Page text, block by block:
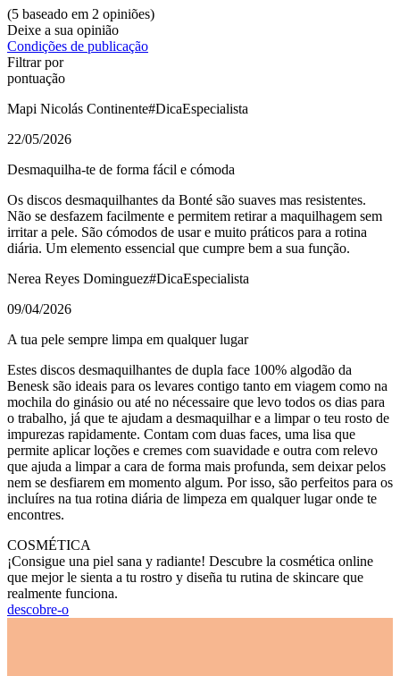
(5 baseado em 2 opiniões)
Deixe a sua opinião
Condições de publicação
Filtrar por
pontuação
Mapi Nicolás Continente#DicaEspecialista
22/05/2026
Desmaquilha-te de forma fácil e cómoda
Os discos desmaquilhantes da Bonté são suaves mas resistentes.
Não se desfazem facilmente e permitem retirar a maquilhagem sem
irritar a pele. São cómodos de usar e muito práticos para a rotina
diária. Um elemento essencial que cumpre bem a sua função.
Nerea Reyes Dominguez#DicaEspecialista
09/04/2026
A tua pele sempre limpa em qualquer lugar
Estes discos desmaquilhantes de dupla face 100% algodão da
Benesk são ideais para os levares contigo tanto em viagem como na
mochila do ginásio ou até no nécessaire que levo todos os dias para
o trabalho, já que te ajudam a desmaquilhar e a limpar o teu rosto de
impurezas rapidamente. Contam com duas faces, uma lisa que
permite aplicar loções e cremes com suavidade e outra com relevo
que ajuda a limpar a cara de forma mais profunda, sem deixar pelos
nem se desfiarem em momento algum. Por isso, são perfeitos para os
incluíres na tua rotina diária de limpeza em qualquer lugar onde te
encontres.
COSMÉTICA
¡Consigue una piel sana y radiante! Descubre la cosmética online
que mejor le sienta a tu rostro y diseña tu rutina de skincare que
realmente funciona.
descobre-o